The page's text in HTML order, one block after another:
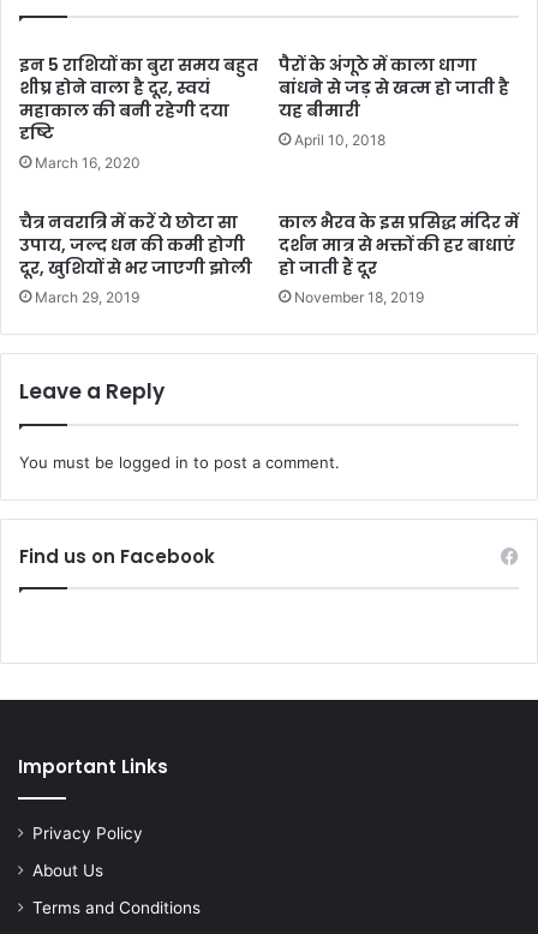
इन 5 राशियों का बुरा समय बहुत
शीघ्र होने वाला है दूर, स्वयं
महाकाल की बनी रहेगी दया
दृष्टि
March 16, 2020
पैरों के अंगूठे में काला धागा
बांधने से जड़ से खत्म हो जाती है
यह बीमारी
April 10, 2018
चैत्र नवरात्रि में करें ये छोटा सा
उपाय, जल्द धन की कमी होगी
दूर, खुशियों से भर जाएगी झोली
March 29, 2019
काल भैरव के इस प्रसिद्ध मंदिर में
दर्शन मात्र से भक्तों की हर बाधाएं
हो जाती हैं दूर
November 18, 2019
Leave a Reply
You must be logged in to post a comment.
Find us on Facebook
Important Links
Privacy Policy
About Us
Terms and Conditions